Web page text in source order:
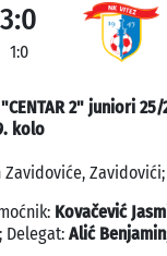
3:0
1:0
2" juniori 25/
kolo
Zavidoviće,
Kovačević
; Delegat: Alić Benjamin